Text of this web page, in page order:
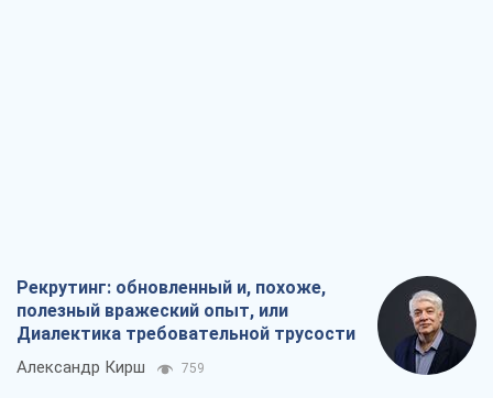
Рекрутинг: обновленный и, похоже,
полезный вражеский опыт, или
Диалектика требовательной трусости
Александр Кирш 759